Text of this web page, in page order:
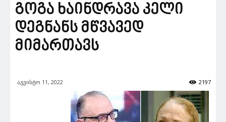
გოგა ხაინდრავა კელი
დეგნანს მწვავედ
მიმართავს
აგვისტო 11, 2022 2197